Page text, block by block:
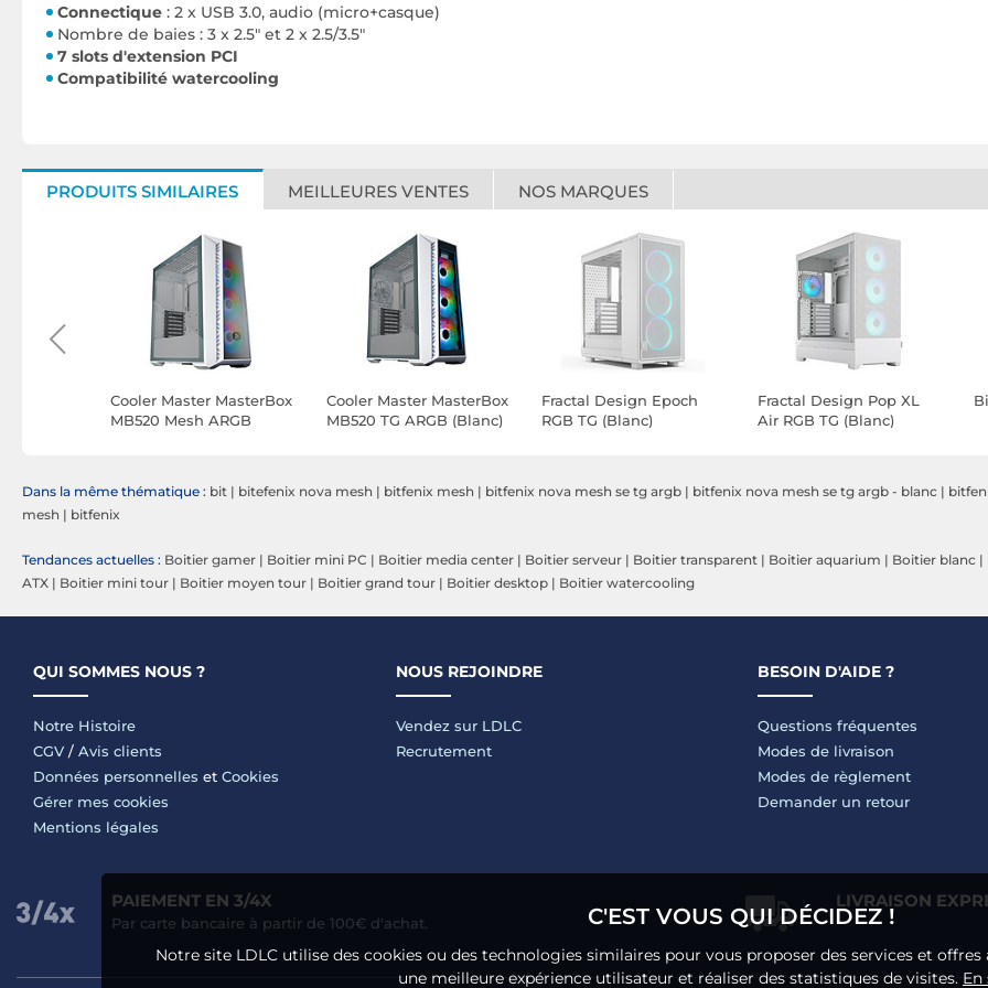
Connectique : 2 x USB 3.0, audio (micro+casque)
Nombre de baies : 3 x 2.5" et 2 x 2.5/3.5"
7 slots d'extension PCI
Compatibilité watercooling
PRODUITS SIMILAIRES MEILLEURES VENTES NOS MARQUES
Cooler Master MasterBox
MB520 Mesh ARGB
Cooler Master MasterBox
MB520 TG ARGB (Blanc)
Fractal Design Epoch
RGB TG (Blanc)
Fractal Design Pop XL
Air RGB TG (Blanc)
Dans la même thématique : bit | bitefenix nova mesh | bitfenix mesh | bitfenix nova mesh se tg argb | bitfenix nova mesh se tg argb - blanc |
mesh | bitfenix
Tendances actuelles : Boitier gamer | Boitier mini PC | Boitier media center | Boitier serveur | Boitier transparent | Boitier aquarium | Boitier blanc |
ATX | Boitier mini tour | Boitier moyen tour | Boitier grand tour | Boitier desktop | Boitier watercooling
QUI SOMMES NOUS ?
Notre Histoire
CGV / Avis clients
Données personnelles et Cookies
Gérer mes cookies
Mentions légales
NOUS REJOINDRE
Vendez sur LDLC
Recrutement
BESOIN D'AIDE ?
Questions fréquentes
Modes de livraison
Modes de règlement
Demander un retour
PAIEMENT EN 3/4X
Par carte bancaire à partir de 100€ d'achat.
LIVRAISON
C'EST VOUS QUI DÉCIDEZ !
Notre site LDLC utilise des cookies ou des technologies similaires pour vous proposer des services et
une meilleure expérience utilisateur et réaliser des statistiques de visites. En